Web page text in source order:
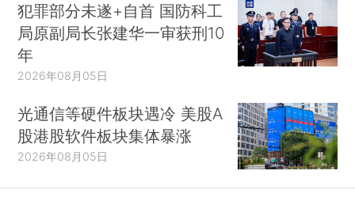
犯罪部分未遂+自首 国防科工
局原副局长张建华一审获刑10
年
2026年08月05日
光通信等硬件板块遇冷 美股A
股港股软件板块集体暴涨
2026年08月05日